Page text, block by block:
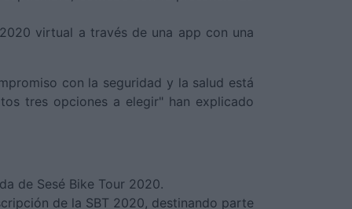
virtual a través de una app con una
con la seguridad y la salud está
tres opciones a elegir" han explicado
de Sesé Bike Tour 2020.
de la SBT 2020, destinando parte